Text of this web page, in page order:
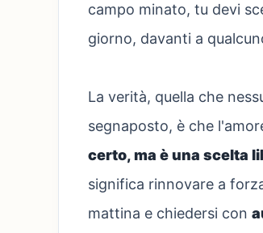
campo minato, tu devi
giorno, davanti a
La verità, quella che
segnaposto, è che
certo, ma è una scelta
significa rinnovare a
mattina e chiedersi con